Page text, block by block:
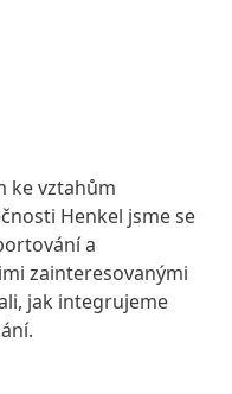
ke vztahům
Henkel jsme se
a
zainteresovanými
jak integrujeme